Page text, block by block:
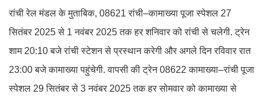
रांची रेल मंडल के मुताबिक, 08621 रांची–कामाख्या पूजा स्पेशल 27
सितंबर 2025 से 1 नवंबर 2025 तक हर शनिवार को रांची से चलेगी. ट्रेन
शाम 20:10 बजे रांची स्टेशन से प्रस्थान करेगी और अगले दिन रविवार रात
23:00 बजे कामाख्या पहुंचेगी. वापसी की ट्रेन 08622 कामाख्या–रांची पूजा
स्पेशल 29 सितंबर से 3 नवंबर 2025 तक हर सोमवार को कामाख्या से